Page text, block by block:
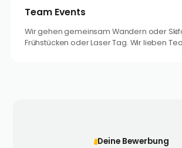
Team Events
Wir gehen gemeinsam Wandern oder
Frühstücken oder Laser Tag. Wir lieben
Deine Bewerbung